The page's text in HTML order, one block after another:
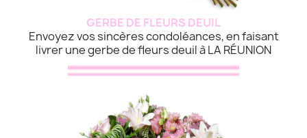
GERBE DE FLEURS DEUIL
Envoyez vos sincères condoléances, en faisant
livrer une gerbe de fleurs deuil à LA RÉUNION